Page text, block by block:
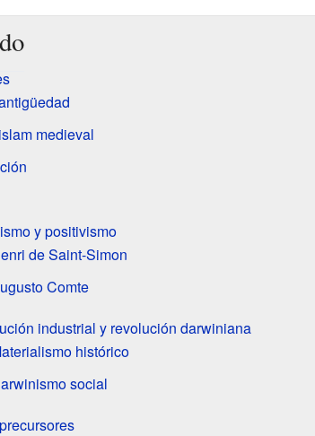
medieval
y positivismo
de Saint-Simon
Comte
industrial y revolución darwiniana
histórico
social